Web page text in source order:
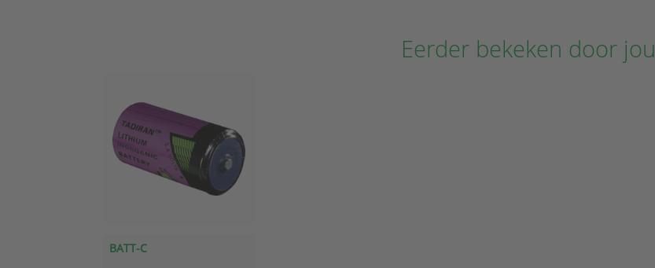
Eerder bekeken door jou
BATT-C